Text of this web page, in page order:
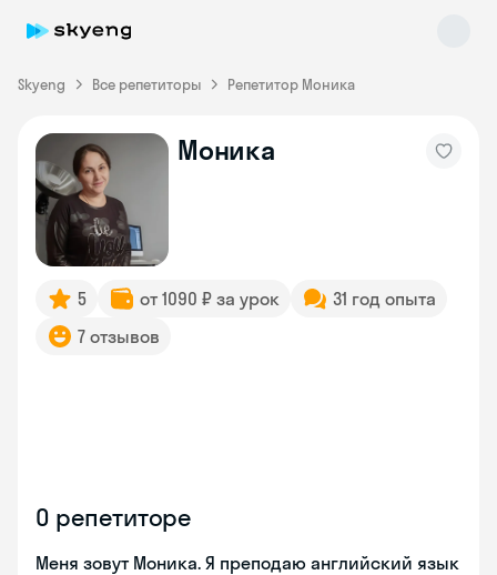
Skyeng Все репетиторы Репетитор Моника
Моника
5 от 1090 ₽ за урок
31 год опыта
7 отзывов
О репетиторе
Меня зовут Моника. Я преподаю английский язык
Skyeng Chat
online